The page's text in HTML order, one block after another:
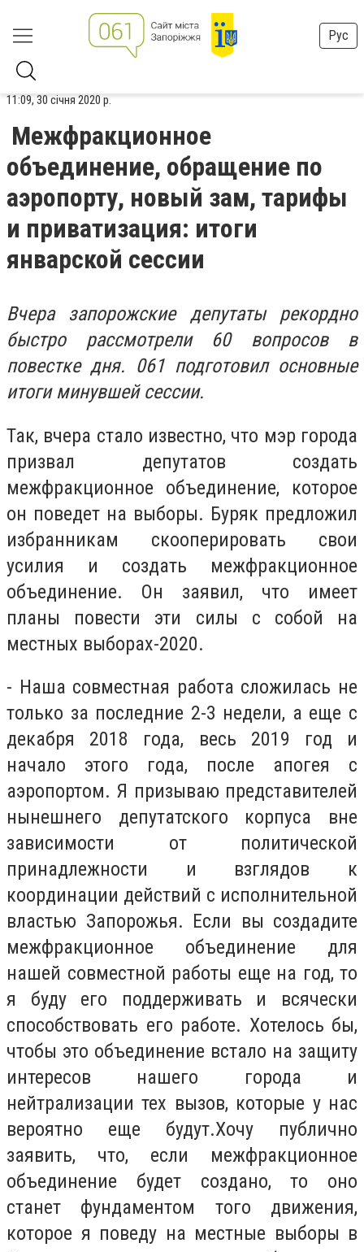
Рус
11:09, 30 січня 2020 р.
Межфракционное
объединение, обращение по
аэропорту, новый зам, тарифы
и приватизация: итоги
январской сессии
Вчера запорожские депутаты рекордно
быстро рассмотрели 60 вопросов в
повестке дня. 061 подготовил основные
итоги минувшей сессии.
Так, вчера стало известно, что мэр города
призвал депутатов создать
межфракционное объединение, которое
он поведет на выборы. Буряк предложил
избранникам скооперировать свои
усилия и создать межфракционное
объединение. Он заявил, что имеет
планы повести эти силы с собой на
местных выборах-2020.
- Наша совместная работа сложилась не
только за последние 2-3 недели, а еще с
декабря 2018 года, весь 2019 год и
начало этого года, после апогея с
аэропортом. Я призываю представителей
нынешнего депутатского корпуса вне
зависимости от политической
принадлежности и взглядов к
координации действий с исполнительной
властью Запорожья. Если вы создадите
межфракционное объединение для
нашей совместной работы еще на год, то
я буду его поддерживать и всячески
способствовать его работе. Хотелось бы,
чтобы это объединение встало на защиту
интересов нашего города и
нейтрализации тех вызов, которые у нас
вероятно еще будут.Хочу публично
заявить, что, если межфракционное
объединение будет создано, то оно
станет фундаментом того движения,
которое я поведу на местные выборы в